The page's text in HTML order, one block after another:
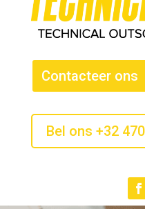
Contacteer ons
Bel ons +32